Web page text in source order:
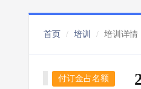
首页 培训 培训详情
付订金占名额